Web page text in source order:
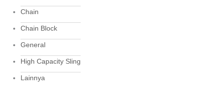
Chain
Chain Block
General
High Capacity Sling
Lainnya